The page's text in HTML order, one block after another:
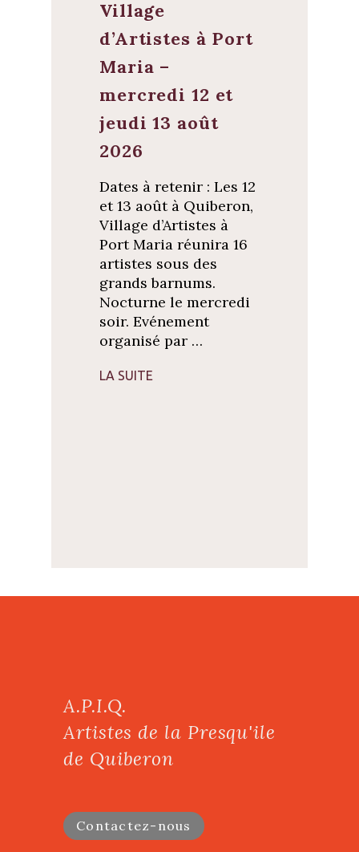
Village
d’Artistes à Port
Maria –
mercredi 12 et
jeudi 13 août
2026
Dates à retenir : Les 12
et 13 août à Quiberon,
Village d’Artistes à
Port Maria réunira 16
artistes sous des
grands barnums.
Nocturne le mercredi
soir. Evénement
organisé par …
LA SUITE
A.P.I.Q.
Artistes de la Presqu'ile
de Quiberon
Contactez-nous